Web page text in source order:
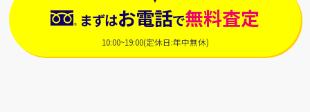
まずはお電話で無料査定
10:00~19:00(定休日:年中無休)